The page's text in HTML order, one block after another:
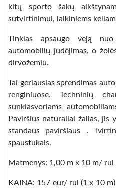
kitų sporto šakų
sutvirtinimui, laikiniems
Tinklas apsaugo veją
automobilių judėjimas, o
dirvožemiu.
Tai geriausias sprendimas
renginiuose. Techninių
sunkiasvoriams
Paviršius natūraliai žalias, jis
standaus paviršiaus .
spaustukais.
Matmenys: 1,00 m x 10 m/ rul
KAINA: 157 eur/ rul (1 x 10